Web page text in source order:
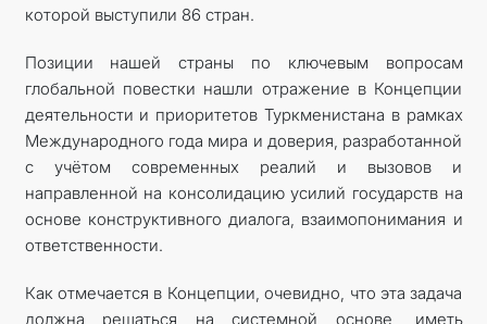
которой выступили 86 стран.
Позиции нашей страны по ключевым вопросам
глобальной повестки нашли отражение в Концепции
деятельности и прио­ритетов Туркменистана в рамках
Международного года мира и доверия, разработанной
с учётом современных реалий и вызовов и
направленной на консолидацию усилий государств на
основе конструктивного диалога, взаимопонимания и
ответственности.
Как отмечается в Концепции, очевидно, что эта задача
должна решаться на системной основе, иметь